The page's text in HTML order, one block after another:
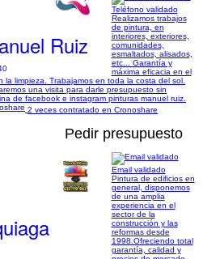
Ruiz
Teléfono validado
Realizamos trabajos
de pintura, en
interiores, exteriores,
comunidades,
esmaltados, alisados,
etc... Garantía y
máxima eficacia en el
limpieza. Trabajamos en toda la costa del sol.
una visita para darle presupuesto sin
de facebook e instagram pinturas manuel ruiz.
2 veces contratado en Cronoshare
Pedir presupuesto
Email validado
Pintura de edificios en
general, disponemos
de una amplia
experiencia en el
sector de la
construcción y las
reformas desde
1998.Ofreciendo total
garantía, calidad y